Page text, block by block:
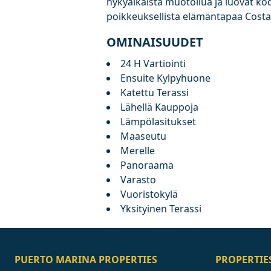
poikkeuksellista elämäntapaa
OMINAISUUDET
24 H Vartiointi
Ensuite Kylpyhuone
Katettu Terassi
Lähellä Kauppoja
Lämpölasitukset
Maaseutu
Merelle
Panoraama
Varasto
Vuoristokylä
Yksityinen Terassi
PUERTO MARINA PROPERTIES